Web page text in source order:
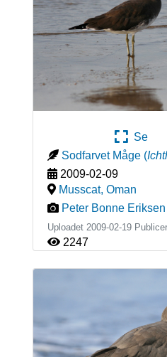
Se
Sodfarvet Måge (
2009-02-09
Musscat, Oman
Peter Bonne Eriksen
Uploadet 2009-02-19
2247